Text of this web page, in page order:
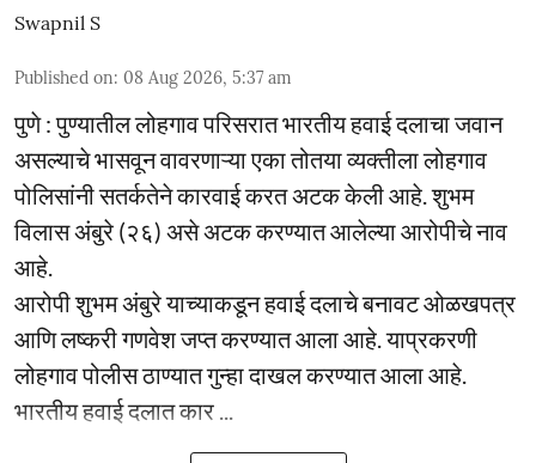
Swapnil S
Published on: 08 Aug 2026, 5:37 am
पुणे : पुण्यातील लोहगाव परिसरात भारतीय हवाई दलाचा जवान
असल्याचे भासवून वावरणाऱ्या एका तोतया व्यक्तीला लोहगाव
पोलिसांनी सतर्कतेने कारवाई करत अटक केली आहे. शुभम
विलास अंबुरे (२६) असे अटक करण्यात आलेल्या आरोपीचे नाव
आहे.
आरोपी शुभम अंबुरे याच्याकडून हवाई दलाचे बनावट ओळखपत्र
आणि लष्करी गणवेश जप्त करण्यात आला आहे. याप्रकरणी
लोहगाव पोलीस ठाण्यात गुन्हा दाखल करण्यात आला आहे.
भारतीय हवाई दलात कार ...